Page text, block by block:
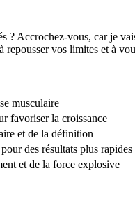
? Accrochez-vous, car je
vos limites et à
musculaire
favoriser la croissance
et de la définition
des résultats plus rapides
et de la force explosive